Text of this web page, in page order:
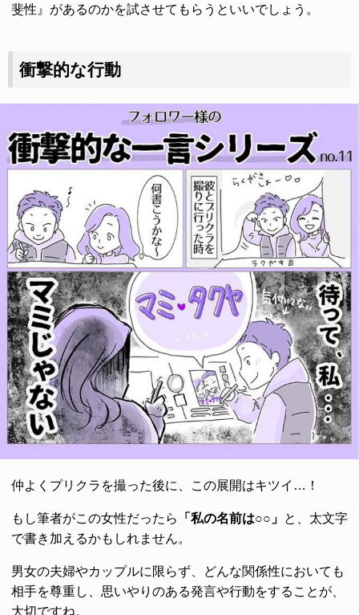
斐性』があるのかを試させてもらうといいでしょう。
衝撃的な行動
仲よくプリクラを撮った後に、この展開はキツイ…！
もし筆者がこの女性だったら 「私の名前は○○」 と、太文字
で書き加えるかもしれません。
男女の夫婦やカップルに限らず、どんな関係性においても
相手を尊重し、思いやりのある発言や行動をすることが、
大切ですね。